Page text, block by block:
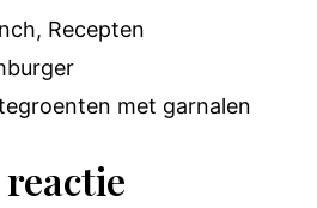
, Recepten
met garnalen